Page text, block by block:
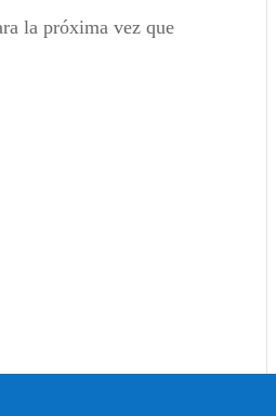
la próxima vez que